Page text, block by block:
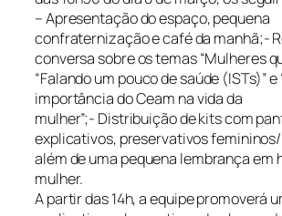
– Apresentação do espaço, pequena
confraternização e café da manhã;-
conversa sobre os temas “Mulheres
“Falando um pouco de saúde (ISTs)” e
importância do Ceam na vida da
mulher”;- Distribuição de kits com
explicativos, preservativos
além de uma pequena lembrança em
mulher.
A partir das 14h, a equipe promoverá